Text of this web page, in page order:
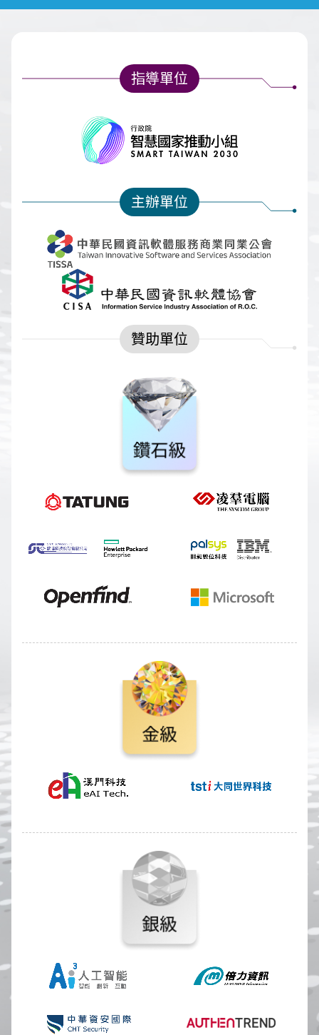
指導單位
主辦單位
贊助單位